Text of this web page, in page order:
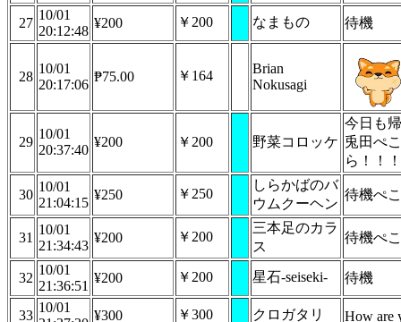
27
10/01
20:12:48
¥200 ￥200 なまもの 待機
28
10/01
20:17:06
₱75.00 ￥164
Brian
Nokusagi
29
10/01
20:37:40
¥200 ￥200 野菜コロッケ
今日も
兎田ぺこ
ら！！！
30
10/01
21:04:15
¥250 ￥250
しらかばのバ
ウムクーヘン
待機ぺ
31
10/01
21:34:43
¥200 ￥200
三本足のカラ
ス
待機ぺ
32
10/01
21:36:51
¥200 ￥200 星石-seiseki- 待機
33
10/01
¥300 ￥300 クロガタリ How are